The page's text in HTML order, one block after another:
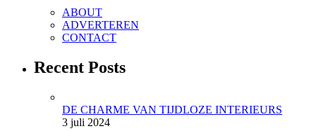
ABOUT
ADVERTEREN
CONTACT
Recent Posts
DE CHARME VAN TIJDLOZE INTERIEURS
3 juli 2024